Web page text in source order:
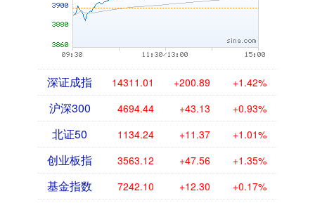
深证成指 14311.01 +200.89 +1.42%
沪深300 4694.44 +43.13 +0.93%
北证50 1134.24 +11.37 +1.01%
创业板指 3563.12 +47.56 +1.35%
基金指数 7242.10 +12.30 +0.17%